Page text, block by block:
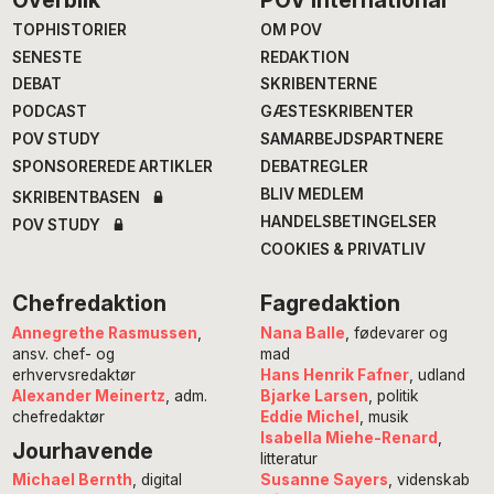
TOPHISTORIER
SENESTE
DEBAT
PODCAST
POV STUDY
SPONSOREREDE ARTIKLER
SKRIBENTBASEN
POV STUDY
OM POV
REDAKTION
SKRIBENTERNE
GÆSTESKRIBENTER
SAMARBEJDSPARTNERE
DEBATREGLER
BLIV MEDLEM
HANDELSBETINGELSER
COOKIES & PRIVATLIV
Chefredaktion
Annegrethe Rasmussen
ansv. chef- og
erhvervsredaktør
Alexander Meinertz , adm.
chefredaktør
Jourhavende
Michael Bernth, digital
Fagredaktion
Nana Balle , fødevarer og
mad
Hans Henrik Fafner, udland
Bjarke Larsen , politik
Eddie Michel
, musik
Isabella Miehe-Renard
litteratur
Susanne Sayers , videnskab